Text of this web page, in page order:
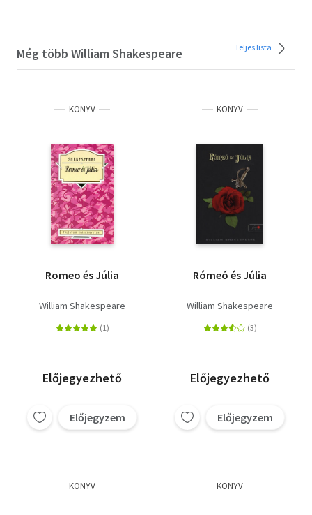
Még több William Shakespeare Teljes lista
KÖNYV
Romeo és Júlia
William Shakespeare
Előjegyezhető
Előjegyzem
KÖNYV
Rómeó és Júlia
William Shakespeare
Előjegyezhető
Előjegyzem
KÖNYV KÖNYV